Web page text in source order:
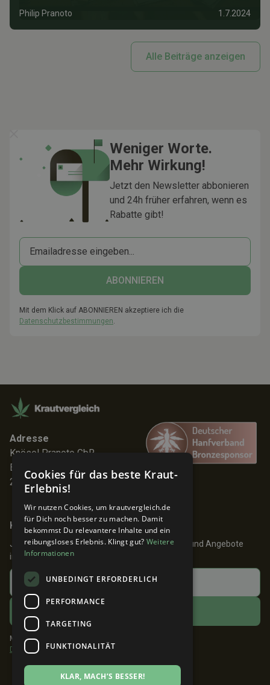
Philip Pranoto 1.7.2024
Alle Beiträge anzeigen
Weniger Worte.
Mehr Wirkung!
Jetzt den Newsletter abbonieren
und 24h früher erfahren, wenn es
Rabatte gibt!
Mit dem Klick auf ABONNIEREN akzeptiere ich die
Datenschutzbestimmungen
Adresse
Knösel Pranoto GbR
Elmenhorststr. 7
22767 Hamburg
Keine Angebote verpassen!
Jetzt anmelden und 24h früher über Aktionen und Angebote
informiert werden!
Mit dem Klick auf ABONNIEREN akzeptiere ich die
Datenschutzbestimmungen
Cookies für das beste Kraut-
Erlebnis!
Wir nutzen Cookies, um krautvergleich.de
für Dich noch besser zu machen. Damit
bekommst Du relevantere Inhalte und ein
reibungsloses Erlebnis. Klingt gut? Weitere
Informationen
UNBEDINGT ERFORDERLICH
PERFORMANCE
TARGETING
FUNKTIONALITÄT
KLAR, MACH’S BESSER!